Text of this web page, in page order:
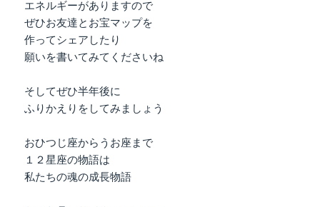
エネルギーがありますので
ぜひお友達とお宝マップを
作ってシェアしたり
願いを書いてみてくださいね
そしてぜひ半年後に
ふりかえりをしてみましょう
おひつじ座からうお座まで
１２星座の物語は
私たちの魂の成長物語